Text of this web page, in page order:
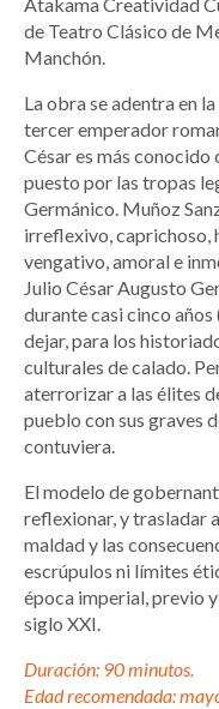
Atakama Creatividad
de Teatro Clásico de
Manchón.
La obra se adentra en
tercer emperador
César es más
puesto por las tropas
Germánico. Muñoz
irreflexivo, caprichoso,
vengativo, amoral e
Julio César Augusto
durante casi cinco años
dejar, para los
culturales de calado.
aterrorizar a las élites
pueblo con sus graves
contuviera.
El modelo de
reflexionar, y trasladar
maldad y las
escrúpulos ni límites
época imperial, previo
siglo XXI.
Duración: 90 minutos.
Edad recomendada: